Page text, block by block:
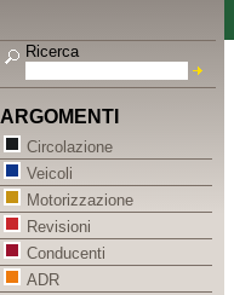
Ricerca
ARGOMENTI
Circolazione
Veicoli
Motorizzazione
Revisioni
Conducenti
ADR